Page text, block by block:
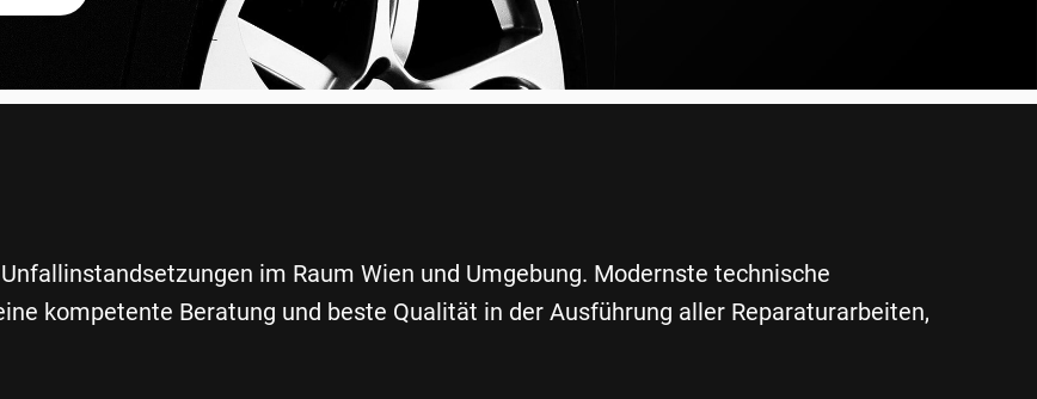
im Raum Wien und Umgebung. Modernste technische
kompetente Beratung und beste Qualität in der Ausführung aller Reparaturarbeiten,